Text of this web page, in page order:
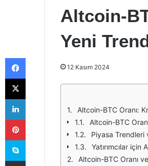
Altcoin-
Yeni
12 Kasım 2024
Altcoin-BTC Oranı:
Altcoin-BTC
Piyasa Trendleri
Yatırımcılar için
Altcoin-BTC Oranı
Facebook
X
LinkedIn
Pinterest
Skype
E-Posta ile paylaş